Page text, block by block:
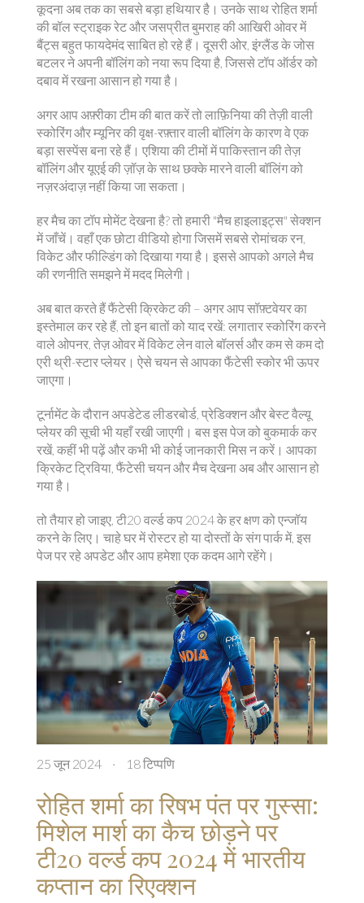
कूदना अब तक का सबसे बड़ा हथियार है। उनके साथ रोहित शर्मा
की बॉल स्ट्राइक रेट और जसप्रीत बुमराह की आखिरी ओवर में
बैंट्स बहुत फायदेमंद साबित हो रहे हैं। दूसरी ओर, इंग्लैंड के जोस
बटलर ने अपनी बॉलिंग को नया रूप दिया है, जिससे टॉप ऑर्डर को
दबाव में रखना आसान हो गया है।
अगर आप अफ़्रीका टीम की बात करें तो लाफ़िनिया की तेज़ी वाली
स्कोरिंग और म्यूनिर की वृक्ष-रफ़्तार वाली बॉलिंग के कारण वे एक
बड़ा सस्पेंस बना रहे हैं। एशिया की टीमों में पाकिस्तान की तेज़
बॉलिंग और यूएई की ज़ॉज़ के साथ छक्के मारने वाली बॉलिंग को
नज़रअंदाज़ नहीं किया जा सकता।
हर मैच का टॉप मोमेंट देखना है? तो हमारी "मैच हाइलाइट्स" सेक्शन
में जाँचें। वहाँ एक छोटा वीडियो होगा जिसमें सबसे रोमांचक रन,
विकेट और फील्डिंग को दिखाया गया है। इससे आपको अगले मैच
की रणनीति समझने में मदद मिलेगी।
अब बात करते हैं फैंटेसी क्रिकेट की – अगर आप सॉफ़्टवेयर का
इस्तेमाल कर रहे हैं, तो इन बातों को याद रखें: लगातार स्कोरिंग करने
वाले ओपनर, तेज़ ओवर में विकेट लेन वाले बॉलर्स और कम से कम दो
एरी थ्री-स्टार प्लेयर। ऐसे चयन से आपका फैंटेसी स्कोर भी ऊपर
जाएगा।
टूर्नामेंट के दौरान अपडेटेड लीडरबोर्ड, प्रेडिक्शन और बेस्ट वैल्यू
प्लेयर की सूची भी यहाँ रखी जाएगी। बस इस पेज को बुकमार्क कर
रखें, कहीं भी पढ़ें और कभी भी कोई जानकारी मिस न करें। आपका
क्रिकेट ट्रिविया, फैंटेसी चयन और मैच देखना अब और आसान हो
गया है।
तो तैयार हो जाइए, टी20 वर्ल्ड कप 2024 के हर क्षण को एन्जॉय
करने के लिए। चाहे घर में रोस्टर हो या दोस्तों के संग पार्क में, इस
पेज पर रहे अपडेट और आप हमेशा एक कदम आगे रहेंगे।
25 जून 2024 · 18 टिप्पणि
रोहित शर्मा का रिषभ पंत पर गुस्सा:
मिशेल मार्श का कैच छोड़ने पर
टी20 वर्ल्ड कप 2024 में भारतीय
कप्तान का रिएक्शन